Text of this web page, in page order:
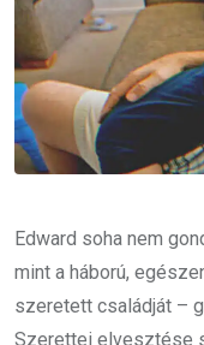
Edward soha nem
mint a háború,
szeretett családját –
Szerettei elvesztése